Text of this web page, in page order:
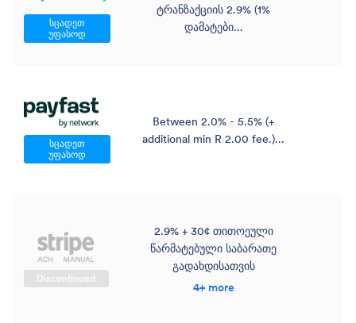
სცადეთ
უფასოდ
ტრანზაქციის 2.9% (1%
დამატები...
სცადეთ
უფასოდ
Between 2.0% - 5.5% (+
additional min R 2.00 fee.)...
Discontinued
2.9% + 30¢ თითოეული
წარმატებული საბარათე
გადახდისათვის
4+ more